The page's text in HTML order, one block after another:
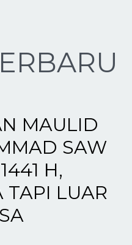
MAULID
SAW
H,
TAPI LUAR